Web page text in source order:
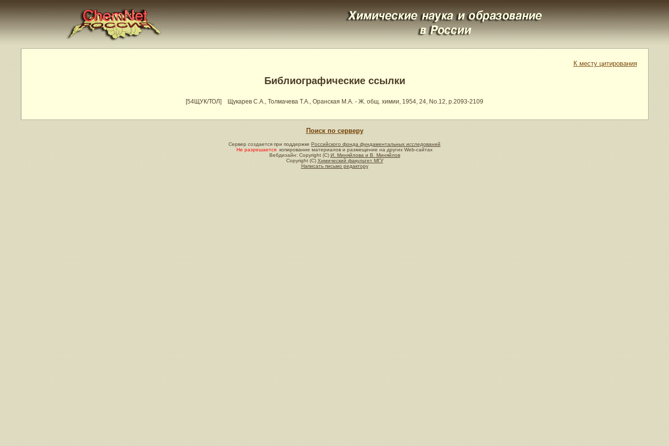
К месту цитирования
Библиографические ссылки
[54ЩУК/ТОЛ] Щукарев С.А., Толмачева Т.А., Оранская М.А. - Ж. общ. химии, 1954, 24, No.12, p.2093-2109
Поиск по серверу
Сервер создается при поддержке Российского фонда фундаментальных исследований
Не разрешается копирование материалов и размещение на других Web-сайтах
Вебдизайн: Copyright (C) И. Миняйлова и В. Миняйлов
Copyright (C) Химический факультет МГУ
Написать письмо редактору